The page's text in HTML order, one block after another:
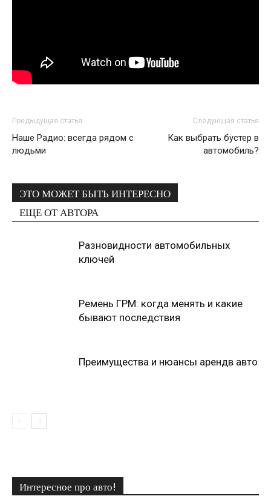
Предыдущая статья
Наше Радио: всегда рядом с
людьми
Следующая статья
Как выбрать бустер в
автомобиль?
ЭТО МОЖЕТ БЫТЬ ИНТЕРЕСНО
ЕЩЕ ОТ АВТОРА
Разновидности автомобильных
ключей
Ремень ГРМ: когда менять и какие
бывают последствия
Преимущества и нюансы арендв авто
Интересное про авто!